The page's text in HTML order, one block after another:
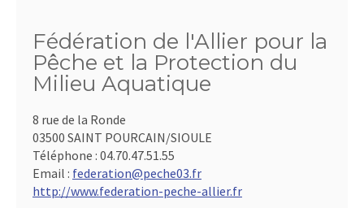
Fédération de l'Allier pour la
Pêche et la Protection du
Milieu Aquatique
8 rue de la Ronde
03500 SAINT POURCAIN/SIOULE
Téléphone : 04.70.47.51.55
Email : federation@peche03.fr
http://www.federation-peche-allier.fr